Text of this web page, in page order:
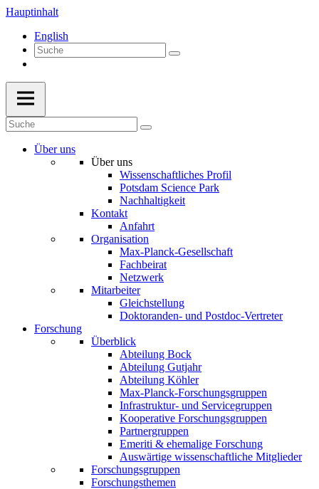
Hauptinhalt
English
Über uns
Über uns
Wissenschaftliches Profil
Potsdam Science Park
Nachhaltigkeit
Kontakt
Anfahrt
Organisation
Max-Planck-Gesellschaft
Fachbeirat
Netzwerk
Mitarbeiter
Gleichstellung
Doktoranden- und Postdoc-Vertreter
Forschung
Überblick
Abteilung Bock
Abteilung Gutjahr
Abteilung Köhler
Max-Planck-Forschungsgruppen
Infrastruktur- und Servicegruppen
Kooperative Forschungsgruppen
Partnergruppen
Emeriti & ehemalige Forschung
Auswärtige wissenschaftliche Mitglieder
Forschungsgruppen
Forschungsthemen